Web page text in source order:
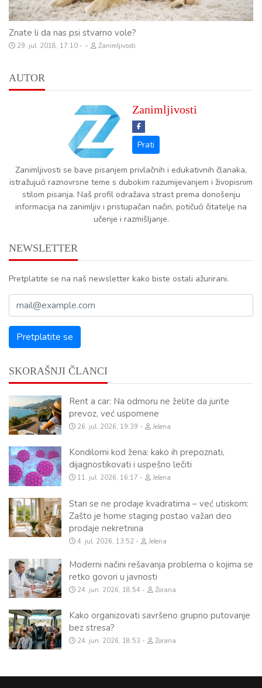
Znate li da nas psi stvarno vole?
29. jul. 2018, 17:10 - Zanimljivosti
AUTOR
Zanimljivosti
Zanimljivosti se bave pisanjem privlačnih i edukativnih članaka,
istražujući raznovrsne teme s dubokim razumijevanjem i živopisnim
stilom pisanja. Naš profil odražava strast prema donošenju
informacija na zanimljiv i pristupačan način, potičući čitatelje na
učenje i razmišljanje.
NEWSLETTER
Pretplatite se na naš newsletter kako biste ostali ažurirani.
SKORAŠNJI ČLANCI
Rent a car: Na odmoru ne želite da jurite
prevoz, već uspomene
26. jul. 2026, 19:39 Jelena
Kondilomi kod žena: kako ih prepoznati,
dijagnostikovati i uspešno lečiti
11. jul. 2026, 16:17 Jelena
Stan se ne prodaje kvadratima – već utiskom:
Zašto je home staging postao važan deo
prodaje nekretnina
4. jul. 2026, 13:52 Jelena
Moderni načini rešavanja problema o kojima se
retko govori u javnosti
24. jun. 2026, 18:54 Zorana
Kako organizovati savršeno grupno putovanje
bez stresa?
24. jun. 2026, 18:53 Zorana